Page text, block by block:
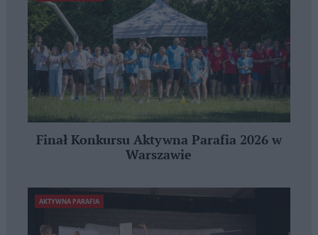
Finał Konkursu Aktywna Parafia 2026 w
Warszawie
AKTYWNA PARAFIA